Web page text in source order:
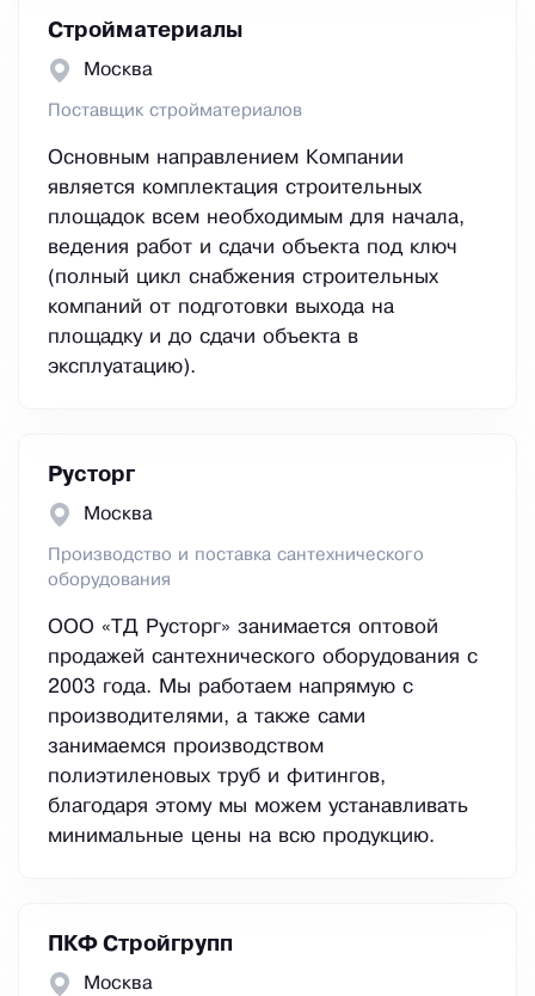
Стройматериалы
Москва
Поставщик стройматериалов
Основным направлением Компании
является комплектация строительных
площадок всем необходимым для начала,
ведения работ и сдачи объекта под ключ
(полный цикл снабжения строительных
компаний от подготовки выхода на
площадку и до сдачи объекта в
эксплуатацию).
Русторг
Москва
Производство и поставка сантехнического
оборудования
ООО «ТД Русторг» занимается оптовой
продажей сантехнического оборудования с
2003 года. Мы работаем напрямую с
производителями, а также сами
занимаемся производством
полиэтиленовых труб и фитингов,
благодаря этому мы можем устанавливать
минимальные цены на всю продукцию.
ПКФ Стройгрупп
Москва